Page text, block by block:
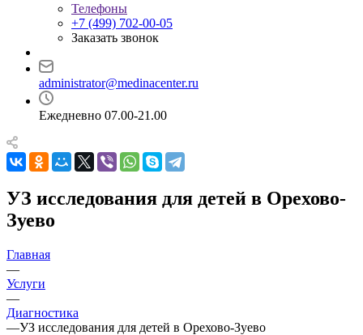
Телефоны
+7 (499) 702-00-05
Заказать звонок
administrator@medinacenter.ru
Ежедневно 07.00-21.00
УЗ исследования для детей в Орехово-
Зуево
Главная
—
Услуги
—
Диагностика
—УЗ исследования для детей в Орехово-Зуево